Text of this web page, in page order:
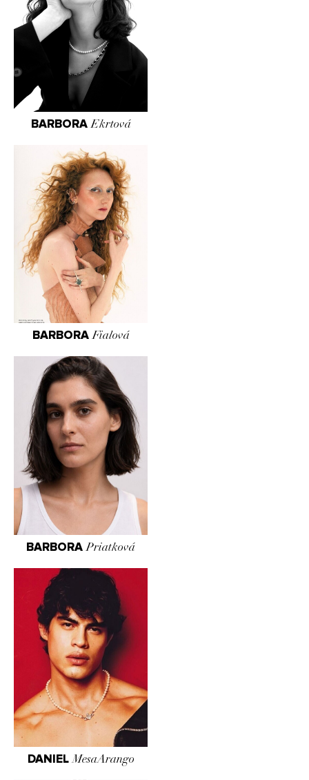
BARBORA Ekrtová
BARBORA Fialová
BARBORA Priatková
DANIEL MesaArango